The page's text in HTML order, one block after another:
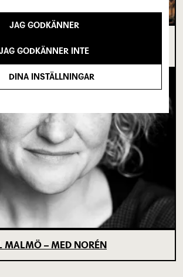
BÖRJAT
MALMÖ – MED NORÉN
JAG GODKÄNNER
GODKÄNNER INTE
DINA INSTÄLLNINGAR